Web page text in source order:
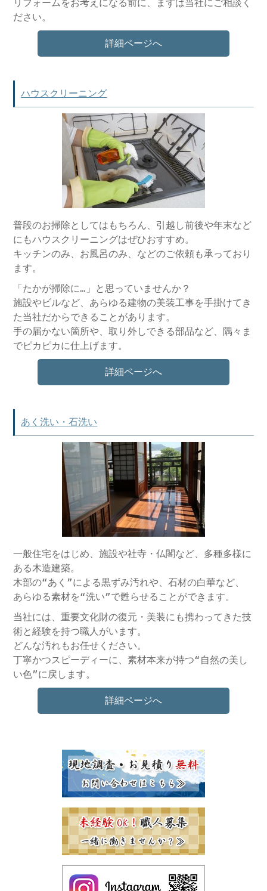
リフォームをお考えになる前に、まずは当社にご相談く
ださい。
詳細ページへ
ハウスクリーニング
普段のお掃除としてはもちろん、引越し前後や年末など
にもハウスクリーニングはぜひおすすめ。
キッチンのみ、お風呂のみ、などのご依頼も承っており
ます。
「たかが掃除に…」と思っていませんか？
施設やビルなど、あらゆる建物の美装工事を手掛けてき
た当社だからできることがあります。
手の届かない箇所や、取り外しできる部品など、隅々ま
でピカピカに仕上げます。
詳細ページへ
あく洗い・石洗い
一般住宅をはじめ、施設や社寺・仏閣など、多種多様に
ある木造建築。
木部の“あく”による黒ずみ汚れや、石材の白華など、
あらゆる素材を“洗い”で甦らせることができます。
当社には、重要文化財の復元・美装にも携わってきた技
術と経験を持つ職人がいます。
どんな汚れもお任せください。
丁寧かつスピーディーに、素材本来が持つ“自然の美し
い色”に戻します。
詳細ページへ